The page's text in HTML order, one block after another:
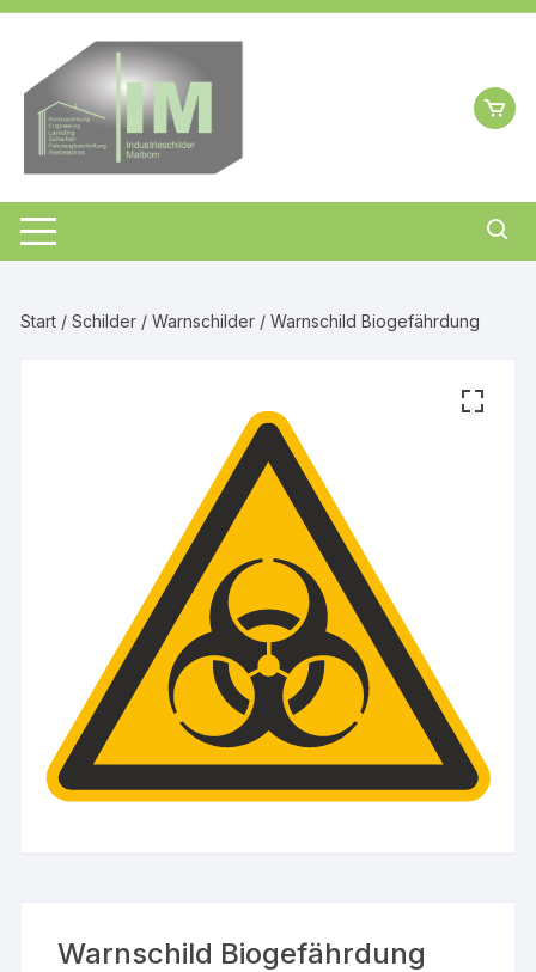
Zum
springen
Start /Schilder /Warnschilder / Warnschild Biogefährdung
Warnschild Biogefährdung